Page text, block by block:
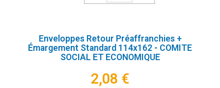
Enveloppes Retour Préaffranchies +
Émargement Standard 114x162 - COMITE
SOCIAL ET ECONOMIQUE
2,08 €